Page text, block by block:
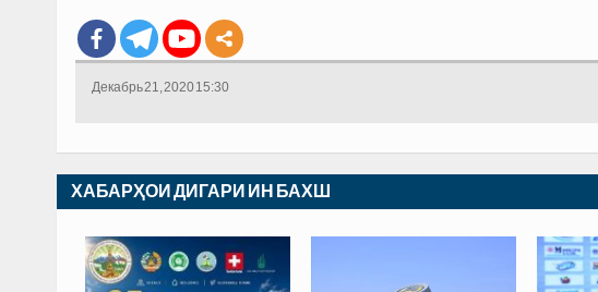
Декабрь 21, 2020 15:30
ХАБАРҲОИ ДИГАРИ ИН БАХШ